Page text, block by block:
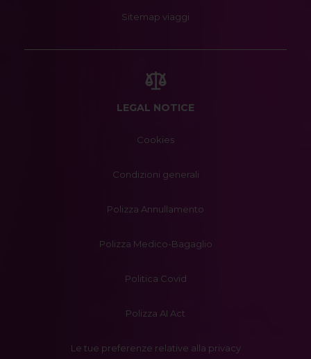
Sitemap viaggi
LEGAL NOTICE
Cookies
Condizioni generali
Polizza Annullamento
Polizza Medico-Bagaglio
Politica Covid
Polizza AI Act
Le tue preferenze relative alla privacy